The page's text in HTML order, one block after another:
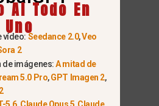
mes (EE.UU., 2025).
más rápido.
AI Todo En
Uno
vídeo: Seedance 2.0,Veo
2
de imágenes:A mitad de
5.0 Pro,GPT Imagen 2,